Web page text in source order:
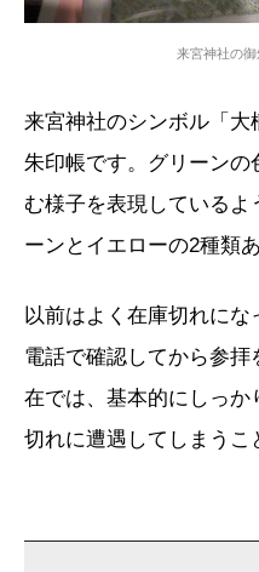
来宮神社の御
来宮神社のシンボル「
朱印帳です。グリーン
む様子を表現しているよ
ーンとイエローの2種類
以前はよく在庫切れにな
電話で確認してから参
在では、基本的にしっ
切れに遭遇してしまうこ